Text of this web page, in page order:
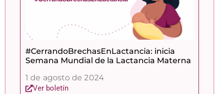
#CerrandoBrechasEnLactancia: inicia
Semana Mundial de la Lactancia Materna
1 de agosto de 2024
Ver boletín